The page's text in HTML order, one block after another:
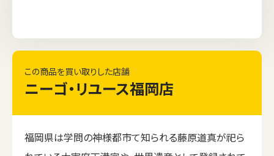
この商品を買い取りした店舗
ニーゴ・リユース福岡店
福岡県は学問の神様都市て知られる藤原道真が祀ら